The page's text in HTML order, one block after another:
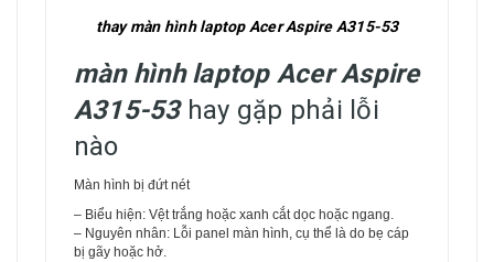
thay màn hình laptop Acer Aspire A315-53
màn hình laptop Acer Aspire
A315-53hay gặp phải lỗi
nào
Màn hình bị đứt nét
– Biểu hiện: Vệt trắng hoặc xanh cắt dọc hoặc ngang.
– Nguyên nhân: Lỗi panel màn hình, cụ thể là do bẹ cáp
bị gãy hoặc hở.